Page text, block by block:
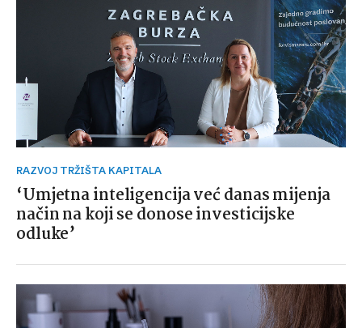
RAZVOJ TRŽIŠTA KAPITALA
‘Umjetna inteligencija već danas mijenja
način na koji se donose investicijske
odluke’